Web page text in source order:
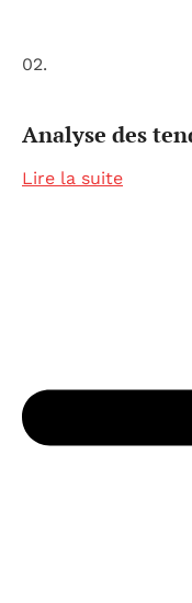
02.
Analyse des
Lire la suite